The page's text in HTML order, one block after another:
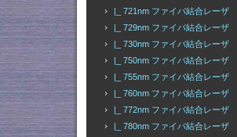
|_ 721nm ファイバ結合レーザ
|_ 729nm ファイバ結合レーザ
|_ 730nm ファイバ結合レーザ
|_ 750nm ファイバ結合レーザ
|_ 755nm ファイバ結合レーザ
|_ 760nm ファイバ結合レーザ
|_ 772nm ファイバ結合レーザ
|_ 780nm ファイバ結合レーザ